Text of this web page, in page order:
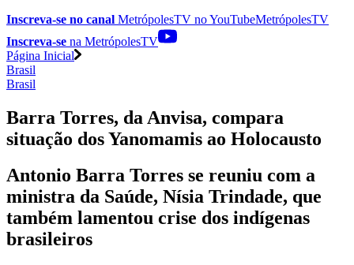
Inscreva-se no canal MetrópolesTV noYouTubeMetrópolesTV
Inscreva-se na MetrópolesTV
Página Inicial
Brasil
Brasil
Barra Torres, da Anvisa, compara
situação dos Yanomamis ao Holocausto
Antonio Barra Torres se reuniu com a
ministra da Saúde, Nísia Trindade, que
também lamentou crise dos indígenas
brasileiros